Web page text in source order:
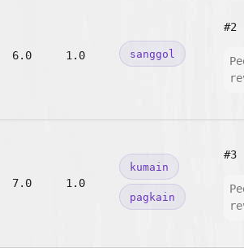
6.0 1.0 sanggol
#2
7.0 1.0
kumain
pagkain
#3